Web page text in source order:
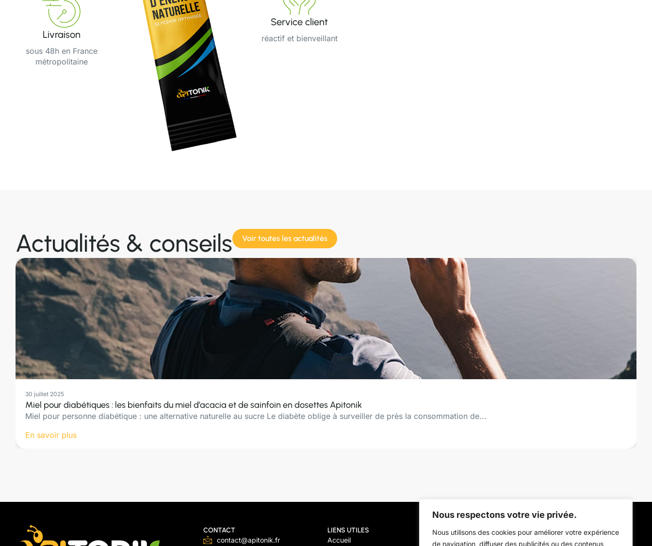
Nous respectons votre vie privée.
Nous utilisons des cookies pour améliorer votre expérience
de navigation, diffuser des publicités ou des contenus
Livraison
sous 48h en France
métropolitaine
Service client
réactif et bienveillant
Actualités & conseils Voir toutes les actualités
30 juillet 2025
Miel pour diabétiques : les bienfaits du miel d’acacia et de sainfoin en dosettes Apitonik
Miel pour personne diabétique : une alternative naturelle au sucre Le diabète oblige à surveiller de près la consommation de...
En savoir plus
CONTACT
contact@apitonik.fr
LIENS UTILES
Accueil
NOS PRODUITS
Pack Découverte
VOS BESOINS
Sportifs